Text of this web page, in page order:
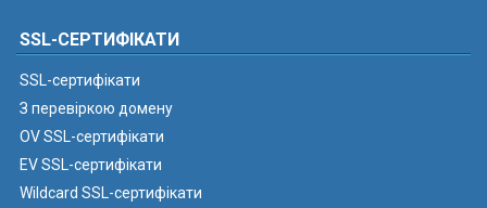
SSL-СЕРТИФІКАТИ
SSL-сертифікати
З перевіркою домену
OV SSL-сертифікати
EV SSL-сертифікати
Wildcard SSL-сертифікати